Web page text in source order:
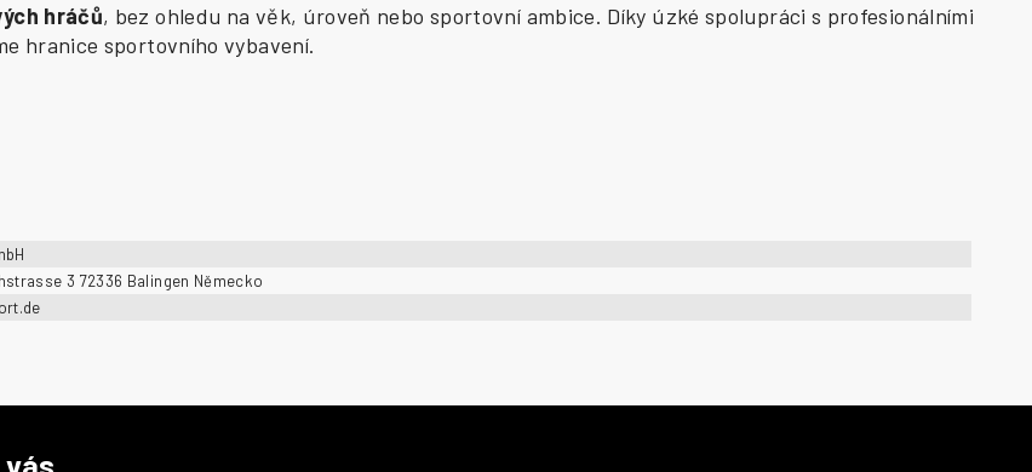
hráčů, bez ohledu na věk, úroveň nebo sportovní ambice. Díky úzké spolupráci s profesionálními
hranice sportovního vybavení.
3 72336 Balingen Německo